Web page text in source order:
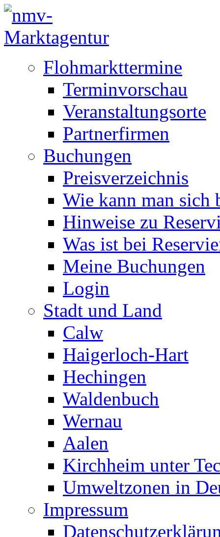
Flohmarkttermine
Terminvorschau
Veranstaltungsorte
Partnerfirmen
Buchungen
Preisverzeichnis
Wie kann man sich
Hinweise zu
Was ist bei
Meine Buchungen
Login
Stadt und Land
Calw
Haigerloch-Hart
Hechingen
Waldenbuch
Wernau
Aalen
Kirchheim unter
Umweltzonen in
Impressum